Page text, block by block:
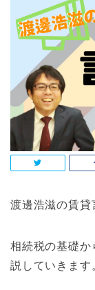
渡邊浩滋の賃
相続税の基礎か
説していきます